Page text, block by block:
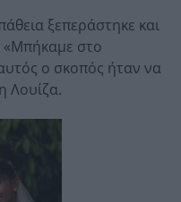
ξεπεράστηκε και
«Μπήκαμε στο
ο σκοπός ήταν να
Λουίζα.